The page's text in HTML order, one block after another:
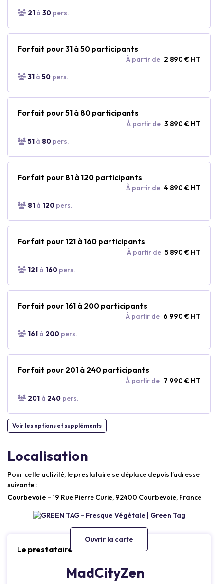
21 à 30 pers.
Forfait pour 31 à 50 participants
À partir de 2 890 € HT
31 à 50 pers.
Forfait pour 51 à 80 participants
À partir de 3 890 € HT
51 à 80 pers.
Forfait pour 81 à 120 participants
À partir de 4 890 € HT
81 à 120 pers.
Forfait pour 121 à 160 participants
À partir de 5 890 € HT
121 à 160 pers.
Forfait pour 161 à 200 participants
À partir de 6 990 € HT
161 à 200 pers.
Forfait pour 201 à 240 participants
À partir de 7 990 € HT
201 à 240 pers.
Voir les options et suppléments
Localisation
Pour cette activité, le prestataire se déplace depuis l’adresse
suivante :
Courbevoie - 19 Rue Pierre Curie, 92400 Courbevoie, France
Ouvrir la carte
Le prestataire
MadCityZen